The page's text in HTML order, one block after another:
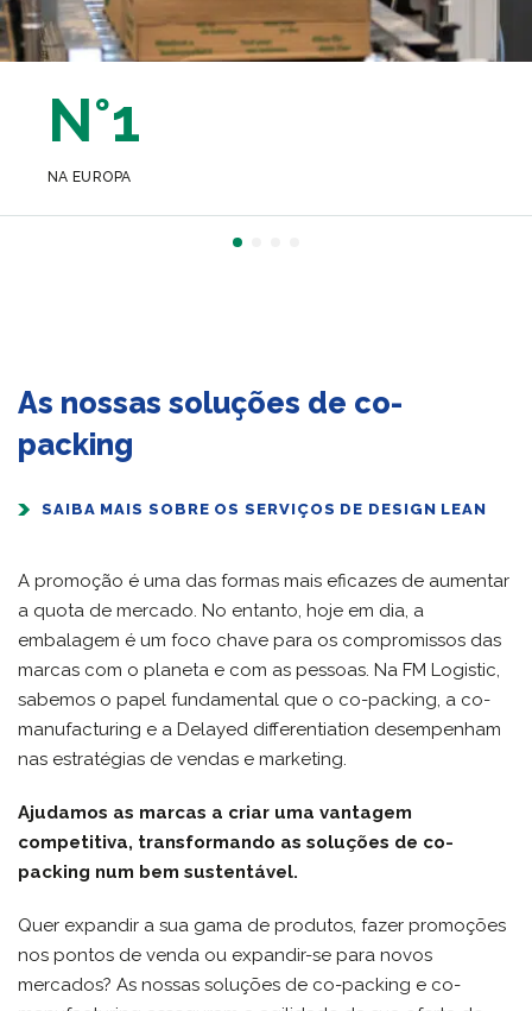
N°1
NA EUROPA
As nossas soluções de co-
packing
SAIBA MAIS SOBRE OS SERVIÇOS DE DESIGN LEAN
A promoção é uma das formas mais eficazes de aumentar
a quota de mercado. No entanto, hoje em dia, a
embalagem é um foco chave para os compromissos das
marcas com o planeta e com as pessoas. Na FM Logistic,
sabemos o papel fundamental que o co-packing, a co-
manufacturing e a Delayed differentiation desempenham
nas estratégias de vendas e marketing.
Ajudamos as marcas a criar uma vantagem
competitiva, transformando as soluções de co-
packing num bem sustentável.
Quer expandir a sua gama de produtos, fazer promoções
nos pontos de venda ou expandir-se para novos
mercados? As nossas soluções de co-packing e co-